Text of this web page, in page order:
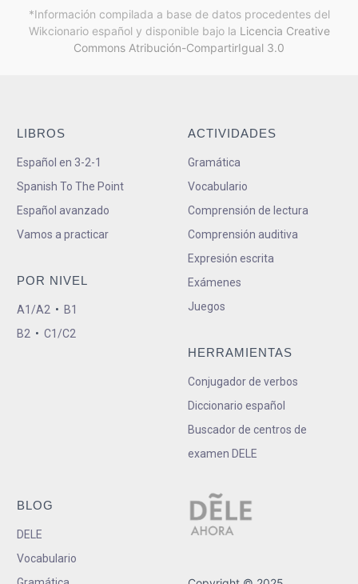
*Información compilada a base de datos procedentes del
Wikcionario español y disponible bajo la Licencia Creative
Commons Atribución-CompartirIgual 3.0
LIBROS
Español en 3-2-1
Spanish To The Point
Español avanzado
Vamos a practicar
POR NIVEL
A1/A2 • B1
B2 • C1/C2
ACTIVIDADES
Gramática
Vocabulario
Comprensión de lectura
Comprensión auditiva
Expresión escrita
Exámenes
Juegos
HERRAMIENTAS
Conjugador de verbos
Diccionario español
Buscador de centros de
examen DELE
BLOG
DELE
Vocabulario